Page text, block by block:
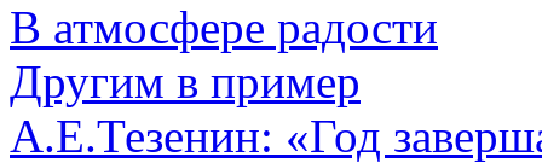
В атмосфере радости
Другим в пример
А.Е.Тезенин: «Год